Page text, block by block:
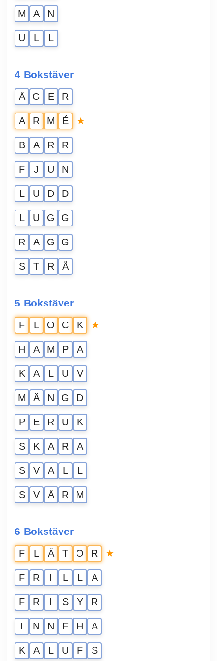
M A N
U L L
4 Bokstäver
Ä G E R
A R M É ★
B A R R
F J U N
L U D D
L U G G
R A G G
S T R Å
5 Bokstäver
F L O C K ★
H A M P A
K A L U V
M Ä N G D
P E R U K
S K A R A
S V A L L
S V Ä R M
6 Bokstäver
F L Ä T O R ★
F R I L L A
F R I S Y R
I N N E H A
K A L U F S